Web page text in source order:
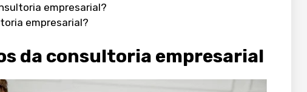
empresarial?
empresarial?
da consultoria empresarial